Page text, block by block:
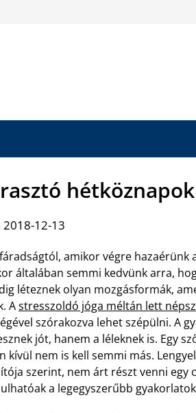
2018-12-13
amikor végre hazaérünk
általában semmi kedvünk arra,
léteznek olyan mozgásformák,
Astresszoldó jóga méltán lett
szórakozva lehet szépülni. A
jót, hanem a léleknek is. Egy
kívül nem is kell semmi más.
szerint, nem árt részt venni egy
a legegyszerűbb